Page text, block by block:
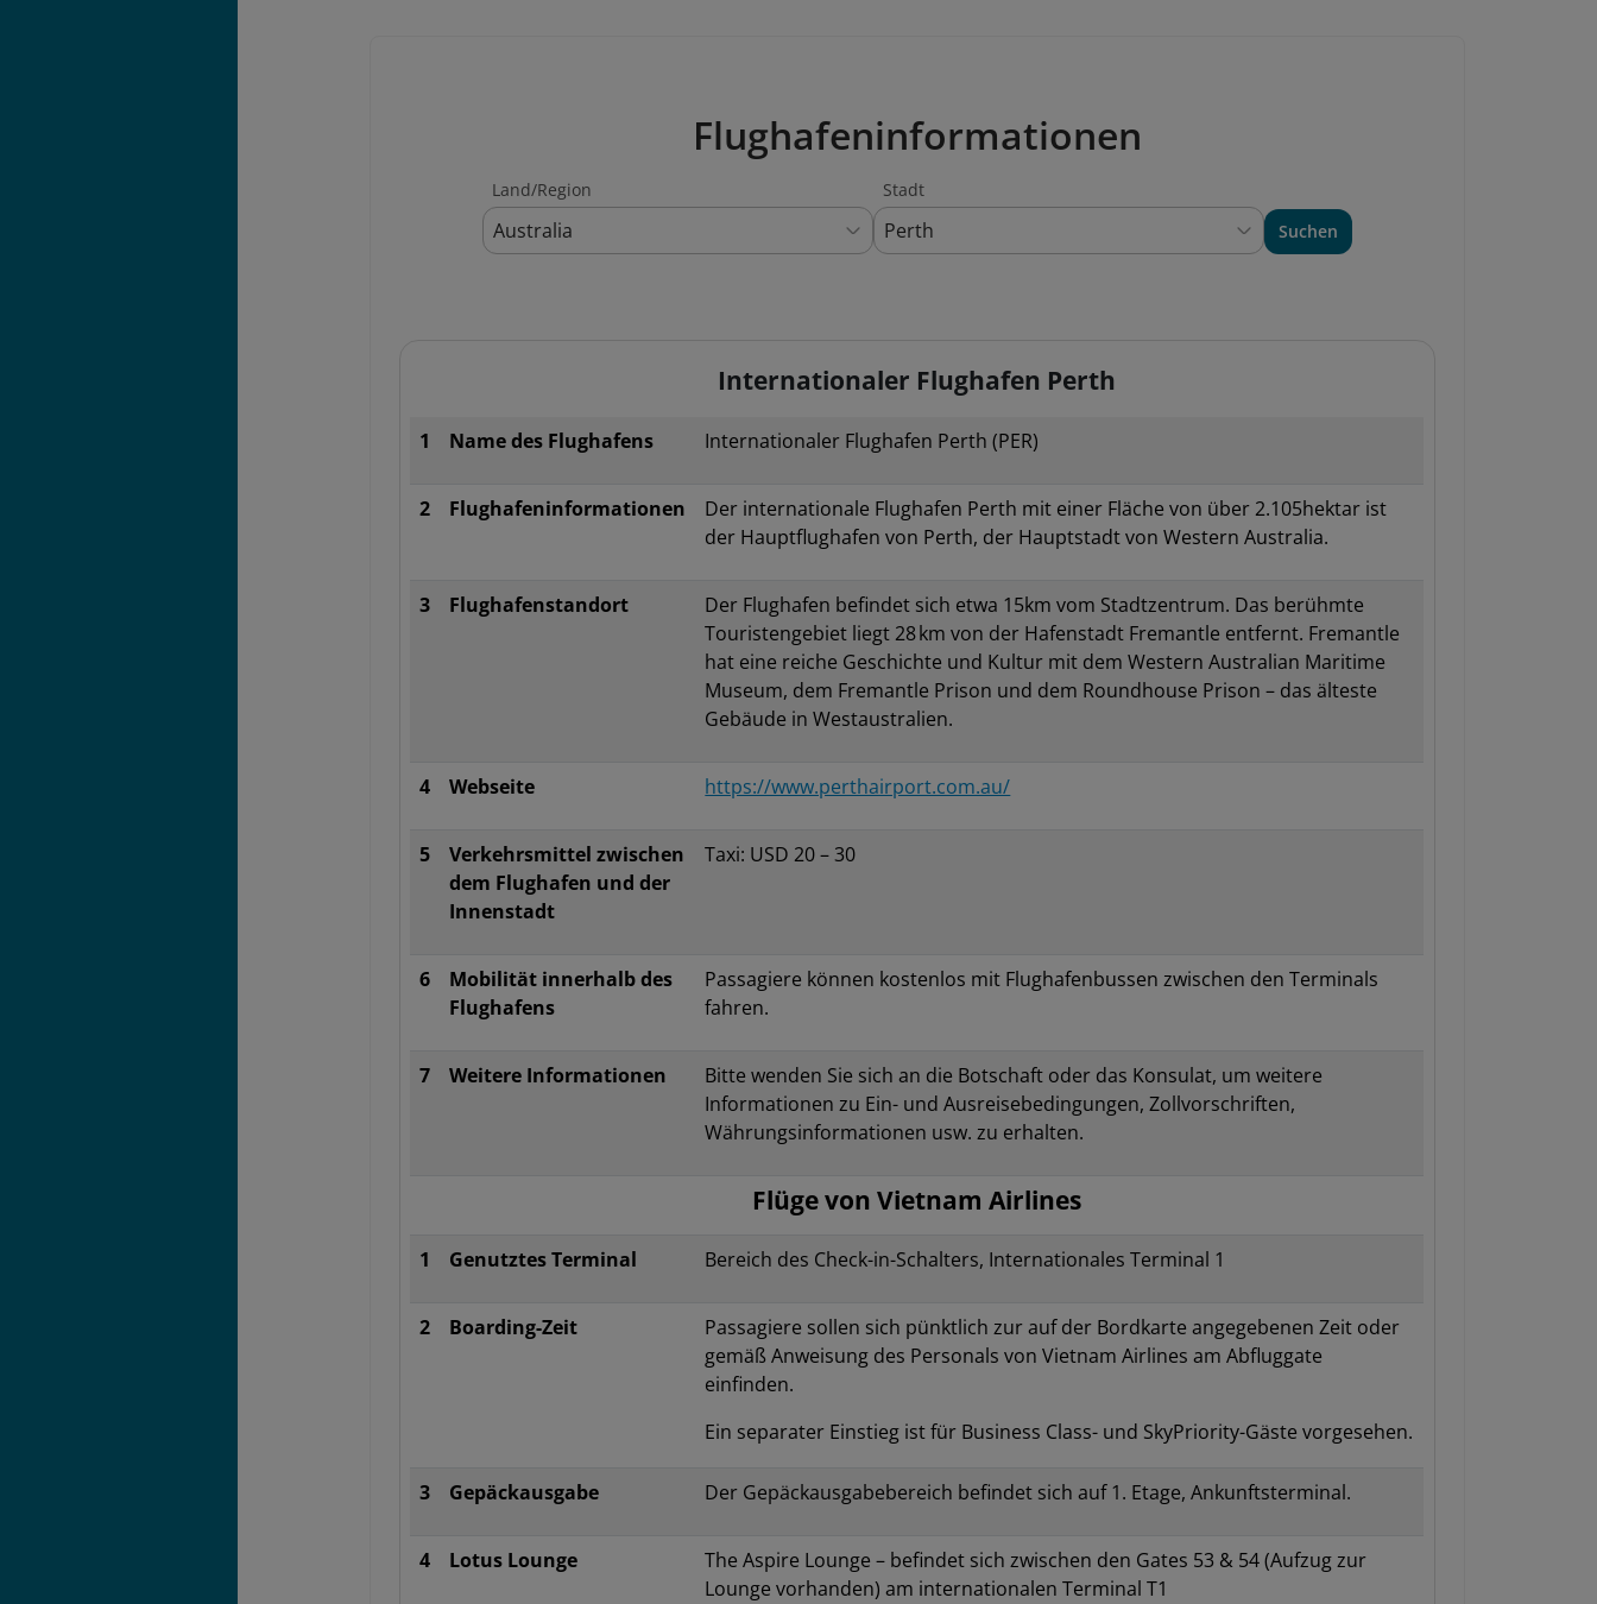
Flughafeninformationen
Land/Region
Australia
Stadt
Perth Suchen
Internationaler Flughafen Perth
1 Name des Flughafens Internationaler Flughafen Perth (PER)
2 Flughafeninformationen
Der internationale Flughafen Perth mit einer Fläche von über 2.105hektar ist
der Hauptflughafen von Perth, der Hauptstadt von Western Australia.
3 Flughafenstandort
Der Flughafen befindet sich etwa 15km vom Stadtzentrum. Das berühmte
Touristengebiet liegt 28 km von der Hafenstadt Fremantle entfernt. Fremantle
hat eine reiche Geschichte und Kultur mit dem Western Australian Maritime
Museum, dem Fremantle Prison und dem Roundhouse Prison – das älteste
Gebäude in Westaustralien.
4 Webseite https://www.perthairport.com.au/
5
Verkehrsmittel zwischen
dem Flughafen und der
Innenstadt
Taxi: USD 20 – 30
6
Mobilität innerhalb des
Flughafens
Passagiere können kostenlos mit Flughafenbussen zwischen den Terminals
fahren.
7 Weitere Informationen
Bitte wenden Sie sich an die Botschaft oder das Konsulat, um weitere
Informationen zu Ein- und Ausreisebedingungen, Zollvorschriften,
Währungsinformationen usw. zu erhalten.
Flüge von Vietnam Airlines
1 Genutztes Terminal Bereich des Check-in-Schalters, Internationales Terminal 1
2 Boarding-Zeit
Passagiere sollen sich pünktlich zur auf der Bordkarte angegebenen Zeit oder
gemäß Anweisung des Personals von Vietnam Airlines am Abfluggate
einfinden.
Ein separater Einstieg ist für Business Class- und SkyPriority-Gäste vorgesehen.
3 Gepäckausgabe Der Gepäckausgabebereich befindet sich auf 1. Etage, Ankunftsterminal.
4 Lotus Lounge
The Aspire Lounge – befindet sich zwischen den Gates 53 & 54 (Aufzug zur
Lounge vorhanden) am internationalen Terminal T1